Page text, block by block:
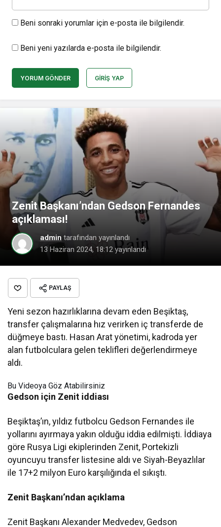
Beni sonraki yorumlar için e-posta ile bilgilendir.
Beni yeni yazılarda e-posta ile bilgilendir.
YORUM GÖNDER GIRIŞ YAP
Zenit Başkanı’ndan Gedson Fernandes
açıklaması!
admin tarafından yayınlandı
13 Haziran 2024, 18:12 yayınlandı
PAYLAŞ
Yeni sezon hazırlıklarına devam eden Beşiktaş,
transfer çalışmalarına hız verirken iç transferde de
düğmeye bastı. Hasan Arat yönetimi, kadroda yer
alan futbolculara gelen teklifleri değerlendirmeye
aldı.
Bu Videoya Göz Atabilirsiniz
Gedson için Zenit iddiası
Beşiktaş’ın, yıldız futbolcu Gedson Fernandes ile
yollarını ayırmaya yakın olduğu iddia edilmişti. İddiaya
göre Rusya Ligi ekiplerinden Zenit, Portekizli
oyuncuyu transfer listesine aldı ve Siyah-Beyazlılar
ile 17+2 milyon Euro karşılığında el sıkıştı.
Zenit Başkanı’ndan açıklama
Zenit Başkanı Alexander Medvedev, Gedson